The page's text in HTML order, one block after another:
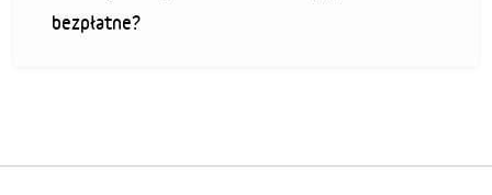
bezpłatne?